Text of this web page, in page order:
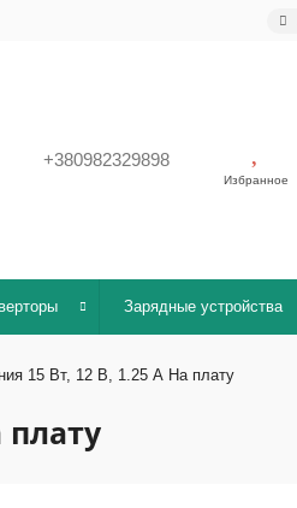
+380982329898
Избранное
Зарядные устройства
15 Вт, 12 В, 1.25 А На плату
плату